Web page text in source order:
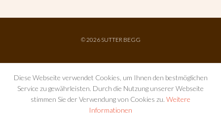
©2026 SUTTER BEGG
Diese Webseite verwendet Cookies, um Ihnen den bestmöglichen
Service zu gewährleisten. Durch die Nutzung unserer Webseite
stimmen Sie der Verwendung von Cookies zu. Weitere
Informationen